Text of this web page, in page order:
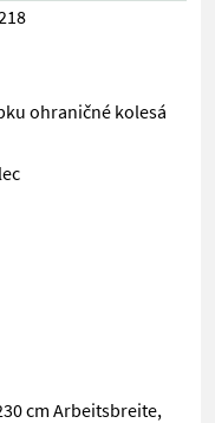
ohraničné kolesá
cm Arbeitsbreite,